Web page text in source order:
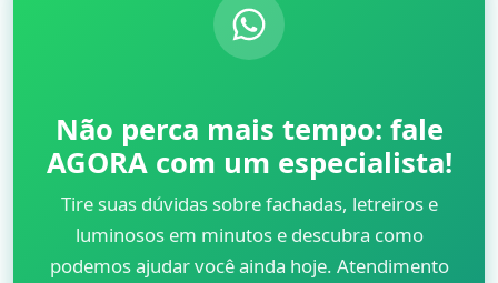
Não perca mais tempo: fale
AGORA com um especialista!
Tire suas dúvidas sobre fachadas, letreiros e
luminosos em minutos e descubra como
podemos ajudar você ainda hoje. Atendimento